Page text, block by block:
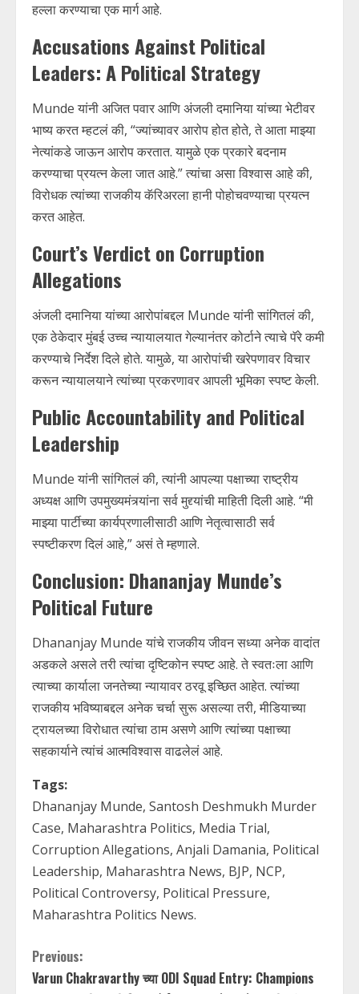
हल्ला करण्याचा एक मार्ग आहे.
Accusations Against Political
Leaders: A Political Strategy
Munde यांनी अजित पवार आणि अंजली दमानिया यांच्या भेटीवर
भाष्य करत म्हटलं की, “ज्यांच्यावर आरोप होत होते, ते आता माझ्या
नेत्यांकडे जाऊन आरोप करतात. यामुळे एक प्रकारे बदनाम
करण्याचा प्रयत्न केला जात आहे.” त्यांचा असा विश्वास आहे की,
विरोधक त्यांच्या राजकीय कॅरिअरला हानी पोहोचवण्याचा प्रयत्न
करत आहेत.
Court’s Verdict on Corruption
Allegations
अंजली दमानिया यांच्या आरोपांबद्दल Munde यांनी सांगितलं की,
एक ठेकेदार मुंबई उच्च न्यायालयात गेल्यानंतर कोर्टाने त्याचे पॅरे कमी
करण्याचे निर्देश दिले होते. यामुळे, या आरोपांची खरेपणावर विचार
करून न्यायालयाने त्यांच्या प्रकरणावर आपली भूमिका स्पष्ट केली.
Public Accountability and Political
Leadership
Munde यांनी सांगितलं की, त्यांनी आपल्या पक्षाच्या राष्ट्रीय
अध्यक्ष आणि उपमुख्यमंत्र्यांना सर्व मुद्द्यांची माहिती दिली आहे. “मी
माझ्या पार्टीच्या कार्यप्रणालीसाठी आणि नेतृत्वासाठी सर्व
स्पष्टीकरण दिलं आहे,” असं ते म्हणाले.
Conclusion: Dhananjay Munde’s
Political Future
Dhananjay Munde यांचे राजकीय जीवन सध्या अनेक वादांत
अडकले असले तरी त्यांचा दृष्टिकोन स्पष्ट आहे. ते स्वतःला आणि
त्याच्या कार्याला जनतेच्या न्यायावर ठरवू इच्छित आहेत. त्यांच्या
राजकीय भविष्याबद्दल अनेक चर्चा सुरू असल्या तरी, मीडियाच्या
ट्रायलच्या विरोधात त्यांचा ठाम असणे आणि त्यांच्या पक्षाच्या
सहकार्याने त्यांचं आत्मविश्वास वाढलेलं आहे.
Tags:
Dhananjay Munde, Santosh Deshmukh Murder
Case, Maharashtra Politics, Media Trial,
Corruption Allegations, Anjali Damania, Political
Leadership, Maharashtra News, BJP, NCP,
Political Controversy, Political Pressure,
Maharashtra Politics News.
C
Previous:
Varun Chakravarthy च्या ODI Squad Entry: Champions